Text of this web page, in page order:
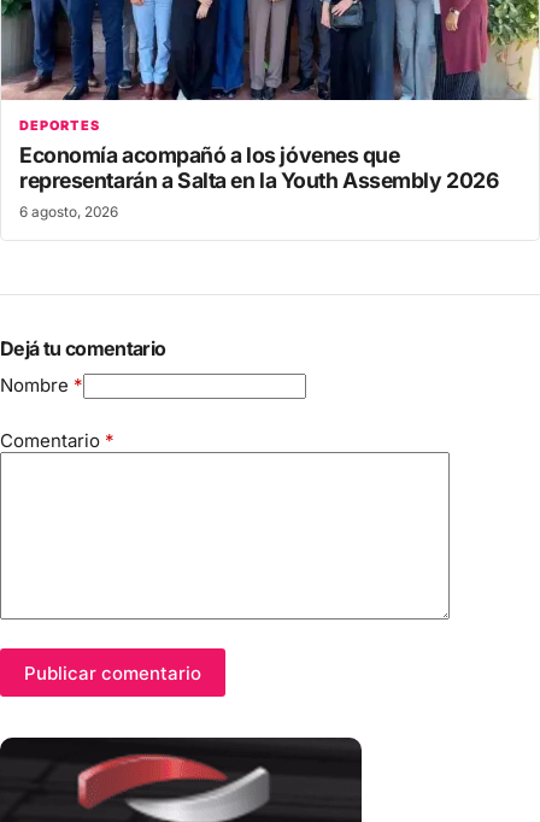
DEPORTES
Economía acompañó a los jóvenes que
representarán a Salta en la Youth Assembly 2026
6 agosto, 2026
Dejá tu comentario
Nombre *
Comentario *
Publicar comentario